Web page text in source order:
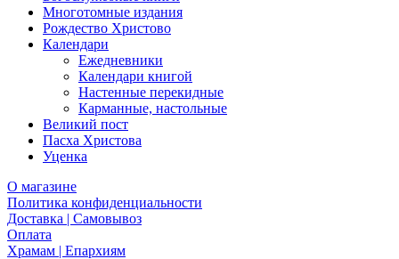
Многотомные издания
Рождество Христово
Календари
Ежедневники
Календари книгой
Настенные перекидные
Карманные, настольные
Великий пост
Пасха Христова
Уценка
О магазине
Политика конфиденциальности
Доставка | Самовывоз
Оплата
Храмам | Епархиям